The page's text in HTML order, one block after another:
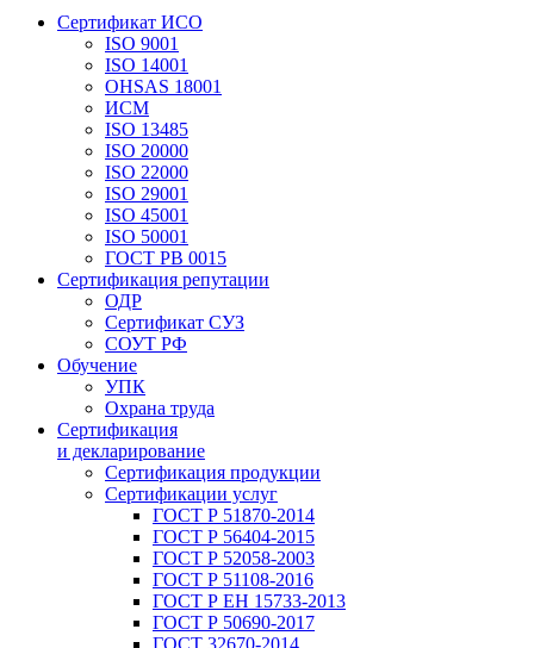
Сертификат ИСО
ISO 9001
ISO 14001
OHSAS 18001
ИСМ
ISO 13485
ISO 20000
ISO 22000
ISO 29001
ISO 45001
ISO 50001
ГОСТ РВ 0015
Сертификация репутации
ОДР
Сертификат СУЗ
СОУТ РФ
Обучение
УПК
Охрана труда
Сертификация
и декларирование
Сертификация продукции
Сертификации услуг
ГОСТ Р 51870-2014
ГОСТ Р 56404-2015
ГОСТ Р 52058-2003
ГОСТ Р 51108-2016
ГОСТ Р ЕН 15733-2013
ГОСТ Р 50690-2017
ГОСТ 32670-2014